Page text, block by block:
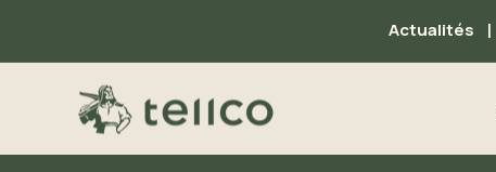
Actualités